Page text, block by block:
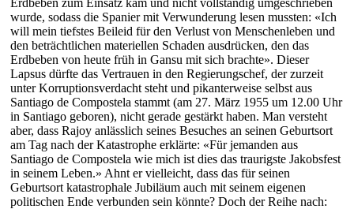
Erdbeben zum Einsatz kam und nicht vollständig umgeschrieben
wurde, sodass die Spanier mit Verwunderung lesen mussten: «Ich
will mein tiefstes Beileid für den Verlust von Menschenleben und
den beträchtlichen materiellen Schaden ausdrücken, den das
Erdbeben von heute früh in Gansu mit sich brachte». Dieser
Lapsus dürfte das Vertrauen in den Regierungschef, der zurzeit
unter Korruptionsverdacht steht und pikanterweise selbst aus
Santiago de Compostela stammt (am 27. März 1955 um 12.00 Uhr
in Santiago geboren), nicht gerade gestärkt haben. Man versteht
aber, dass Rajoy anlässlich seines Besuches an seinen Geburtsort
am Tag nach der Katastrophe erklärte: «Für jemanden aus
Santiago de Compostela wie mich ist dies das traurigste Jakobsfest
in seinem Leben.» Ahnt er vielleicht, dass das für seinen
Geburtsort katastrophale Jubiläum auch mit seinem eigenen
politischen Ende verbunden sein könnte? Doch der Reihe nach: